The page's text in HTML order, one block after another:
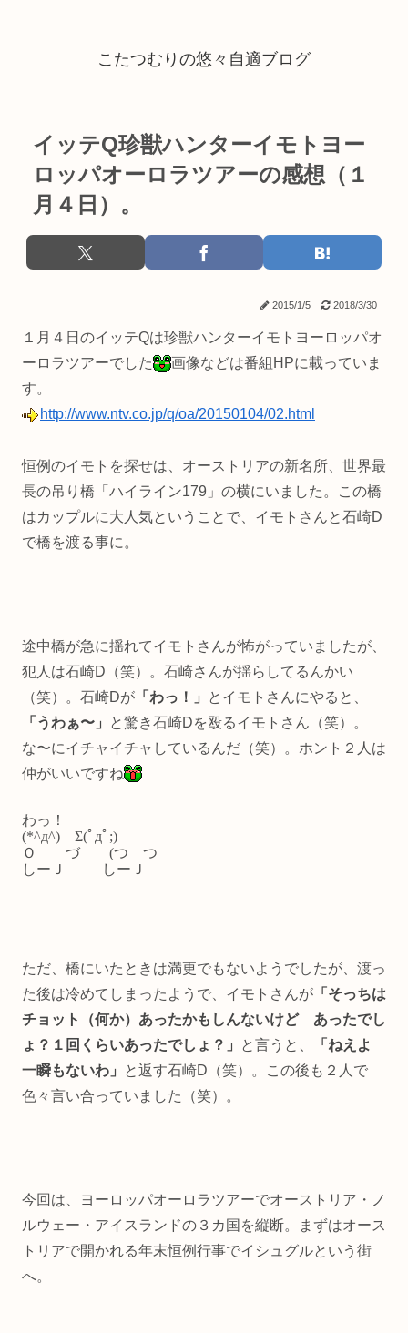
こたつむりの悠々自適ブログ
イッテQ珍獣ハンターイモトヨー
ロッパオーロラツアーの感想（１
月４日）。
2015/1/5 2018/3/30
１月４日のイッテQは珍獣ハンターイモトヨーロッパオ
ーロラツアーでした
画像などは番組HPに載っていま
す。
http://www.ntv.co.jp/q/oa/20150104/02.html
恒例のイモトを探せは、オーストリアの新名所、世界最
長の吊り橋「ハイライン179」の横にいました。この橋
はカップルに大人気ということで、イモトさんと石崎D
で橋を渡る事に。
途中橋が急に揺れてイモトさんが怖がっていましたが、
犯人は石崎D（笑）。石崎さんが揺らしてるんかい
（笑）。石崎Dが 「わっ！」
とイモトさんにやると、
「うわぁ〜」
と驚き石崎Dを殴るイモトさん（笑）。
な〜にイチャイチャしているんだ（笑）。ホント２人は
仲がいいですね
わっ！
(*^д^) Σ(ﾟдﾟ;)
Ｏ づ (つ つ
しーＪ しーＪ
ただ、橋にいたときは満更でもないようでしたが、渡っ
た後は冷めてしまったようで、イモトさんが 「そっちは
チョット（何か）あったかもしんないけど あったでし
ょ？１回くらいあったでしょ？」
と言うと、
「ねえよ
一瞬もないわ」
と返す石崎D（笑）。この後も２人で
色々言い合っていました（笑）。
今回は、ヨーロッパオーロラツアーでオーストリア・ノ
ルウェー・アイスランドの３カ国を縦断。まずはオース
トリアで開かれる年末恒例行事でイシュグルという街
へ。